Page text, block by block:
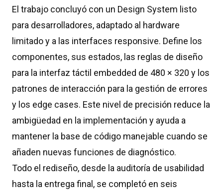
El trabajo concluyó con un Design System listo
para desarrolladores, adaptado al hardware
limitado y a las interfaces responsive. Define los
componentes, sus estados, las reglas de diseño
para la interfaz táctil embedded de 480 × 320 y los
patrones de interacción para la gestión de errores
y los edge cases. Este nivel de precisión reduce la
ambigüedad en la implementación y ayuda a
mantener la base de código manejable cuando se
añaden nuevas funciones de diagnóstico.
Todo el rediseño, desde la auditoría de usabilidad
hasta la entrega final, se completó en seis